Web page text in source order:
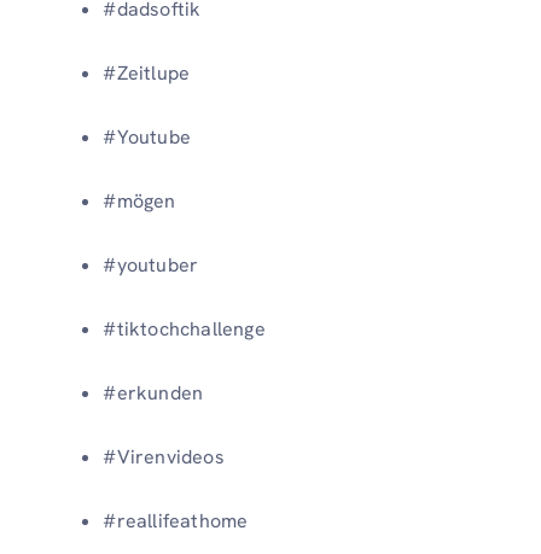
#dadsoftik
#Zeitlupe
#Youtube
#mögen
#youtuber
#tiktochchallenge
#erkunden
#Virenvideos
#reallifeathome